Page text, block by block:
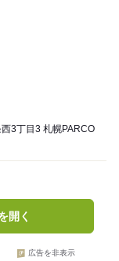
3丁目3 札幌PARCO
開く
広告を非表示